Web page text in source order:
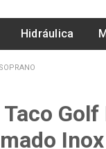
Hidráulica